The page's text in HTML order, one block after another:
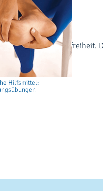
Hilfsmittel:
zur Schmerzfreiheit.